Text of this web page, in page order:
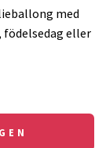
med
födelsedag eller